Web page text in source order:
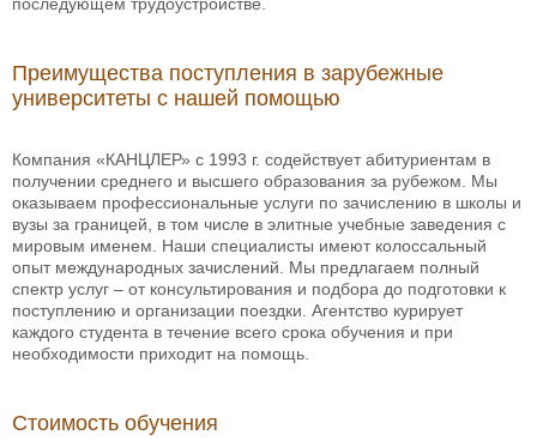
последующем трудоустройстве.
Преимущества поступления в зарубежные
университеты с нашей помощью
Компания «КАНЦЛЕР» с 1993 г. содействует абитуриентам в
получении среднего и высшего образования за рубежом. Мы
оказываем профессиональные услуги по зачислению в школы и
вузы за границей, в том числе в элитные учебные заведения с
мировым именем. Наши специалисты имеют колоссальный
опыт международных зачислений. Мы предлагаем полный
спектр услуг – от консультирования и подбора до подготовки к
поступлению и организации поездки. Агентство курирует
каждого студента в течение всего срока обучения и при
необходимости приходит на помощь.
Стоимость обучения